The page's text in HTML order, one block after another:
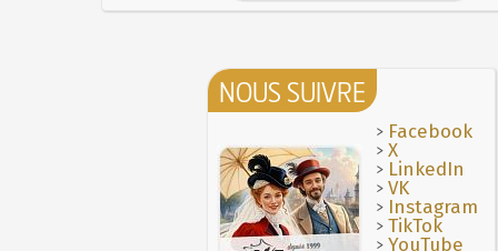
NOUS SUIVRE
> Facebook
>X
> LinkedIn
>VK
> Instagram
>TikTok
>YouTube